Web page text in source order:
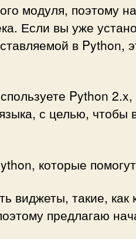
модуля, поэтому
Если вы уже
в Python,
Python
с целью, чтобы
которые
виджеты, такие,
предлагаю